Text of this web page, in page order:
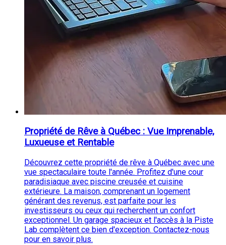
Propriété de Rêve à Québec : Vue Imprenable,
Luxueuse et Rentable
Découvrez cette propriété de rêve à Québec avec une
vue spectaculaire toute l'année. Profitez d'une cour
paradisiaque avec piscine creusée et cuisine
extérieure. La maison, comprenant un logement
générant des revenus, est parfaite pour les
investisseurs ou ceux qui recherchent un confort
exceptionnel. Un garage spacieux et l'accès à la Piste
Lab complètent ce bien d'exception. Contactez-nous
pour en savoir plus.